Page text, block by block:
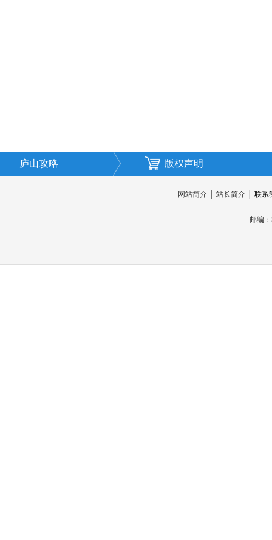
庐山攻略 版权声明
网站简介│ 站长简介│ 联系
邮编